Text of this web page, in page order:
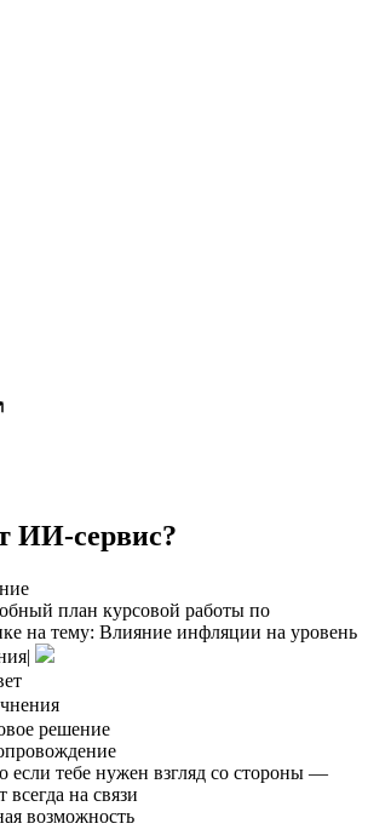
ИИ-сервис?
план курсовой работы по
на тему: Влияние инфляции на уровень
решение
если тебе нужен взгляд со стороны —
на связи
возможность